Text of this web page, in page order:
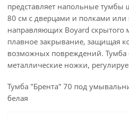
представляет напольные тумбы
80 см с дверцами и полками
направляющих Boyard скрытого
плавное закрывание, защищая
возможных повреждений. Тумба
металлические ножки,
Тумба "Брента" 70 под
белая